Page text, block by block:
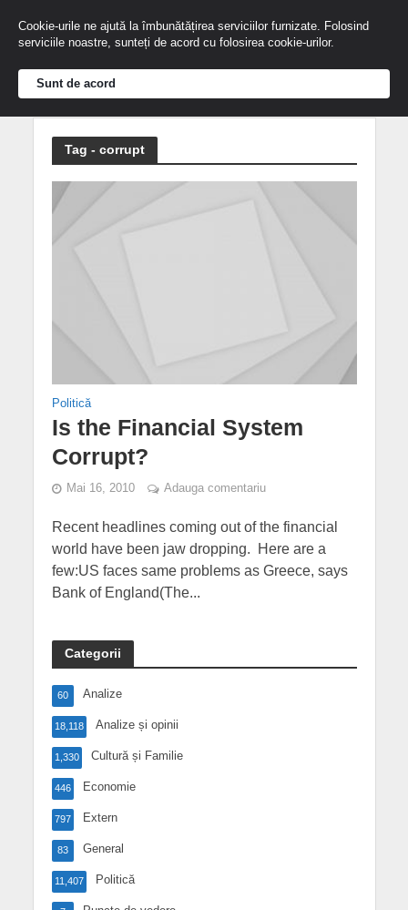
Tag - corrupt
Politică
Is the Financial System
Corrupt?
Mai 16, 2010 Adauga comentariu
Recent headlines coming out of the financial
world have been jaw dropping. Here are a
few:US faces same problems as Greece, says
Bank of England(The...
Categorii
Analize
60
Analize și opinii
18,118
Cultură și Familie
1,330
Economie
446
Extern
797
General
83
Politică
11,407
Cookie-urile ne ajută la îmbunătățirea serviciilor furnizate. Folosind
serviciile noastre, sunteți de acord cu folosirea cookie-urilor.
Sunt de acord